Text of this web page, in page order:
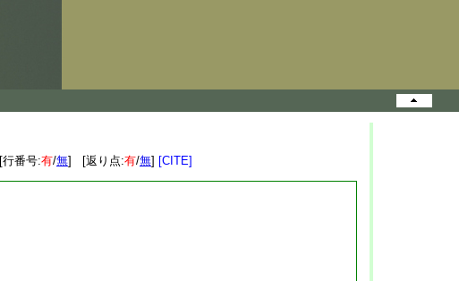
[行番号:有/無] [返り点:有/無] [CITE]